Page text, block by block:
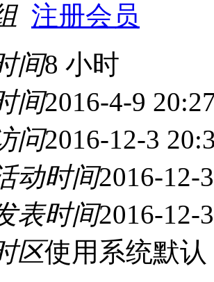
注册会员
间8 小时
间2016-4-9
问2016-12-3
动时间2016-12-
表时间2016-12-
区使用系统默认